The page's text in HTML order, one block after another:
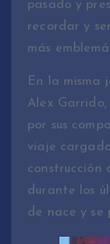
pasado y
recordar y
más
En la misma
Alex
por sus
viaje
construcción
durante los
de nace y se